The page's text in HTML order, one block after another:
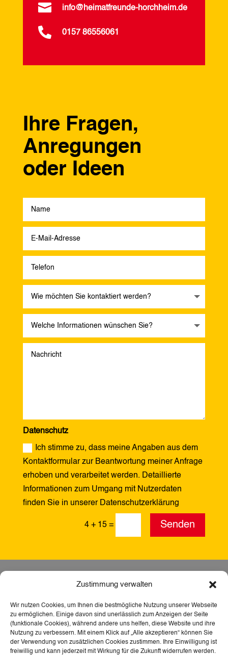
Zustimmung verwalten
Wir nutzen Cookies, um Ihnen die bestmögliche Nutzung unserer Webseite
zu ermöglichen. Einige davon sind unerlässlich zum Anzeigen der Seite
(funktionale Cookies), während andere uns helfen, diese Website und ihre
Nutzung zu verbessern. Mit einem Klick auf „Alle akzeptieren“ können Sie
der Verwendung von zusätzlichen Cookies zustimmen. Ihre Einwilligung ist
freiwillig und kann jederzeit mit Wirkung für die Zukunft widerrufen werden.
 info@heimatfreunde-horchheim.de
 0157 86556061
Ihre Fragen,
Anregungen
oder Ideen
Datenschutz
Ich stimme zu, dass meine Angaben aus dem
Kontaktformular zur Beantwortung meiner Anfrage
erhoben und verarbeitet werden. Detaillierte
Informationen zum Umgang mit Nutzerdaten
finden Sie in unserer Datenschutzerklärung
4 + 15 = Senden